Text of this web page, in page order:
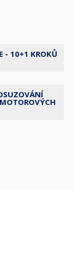
- 10+1 KROKŮ